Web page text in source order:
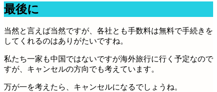
最後に
当然と言えば当然ですが、各社とも手数料は無料で手続きを
してくれるのはありがたいですね。
私たち一家も中国ではないですが海外旅行に行く予定なので
すが、キャンセルの方向でも考えています。
万が一を考えたら、キャンセルになるでしょうね。